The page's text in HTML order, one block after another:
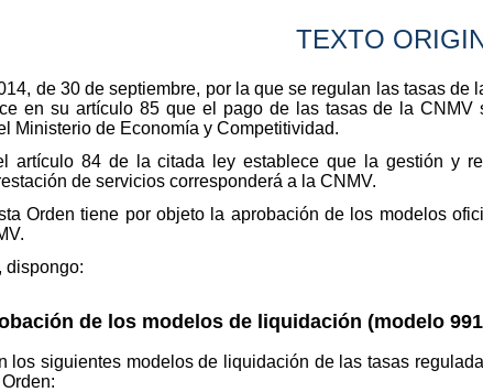
TEXTO
de 30 de septiembre, por la que se regulan las tasas
en su artículo 85 que el pago de las tasas de la
Ministerio de Economía y Competitividad.
artículo 84 de la citada ley establece que la gestión y
de servicios corresponderá a la CNMV.
Orden tiene por objeto la aprobación de los modelos
dispongo:
de los modelos de liquidación (modelo
los siguientes modelos de liquidación de las tasas